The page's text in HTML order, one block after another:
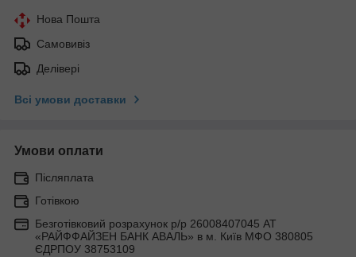
Нова Пошта
Самовивіз
Делівері
Всі умови доставки
Умови оплати
Післяплата
Готівкою
Безготівковий розрахунок р/р 26008407045 АТ
«РАЙФФАЙЗЕН БАНК АВАЛЬ» в м. Київ МФО 380805
ЄДРПОУ 38753109